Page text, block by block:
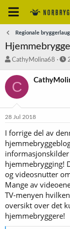
Regionale bryggerlaug
T
å
d
t
r
CathyMolina68
S
a
o
C
28 Jul 2018
I forrige del av
hjemmebrygging!
og videosnutter
Mange av
TV-menyen
oversikt over det
hjemmebryggere!